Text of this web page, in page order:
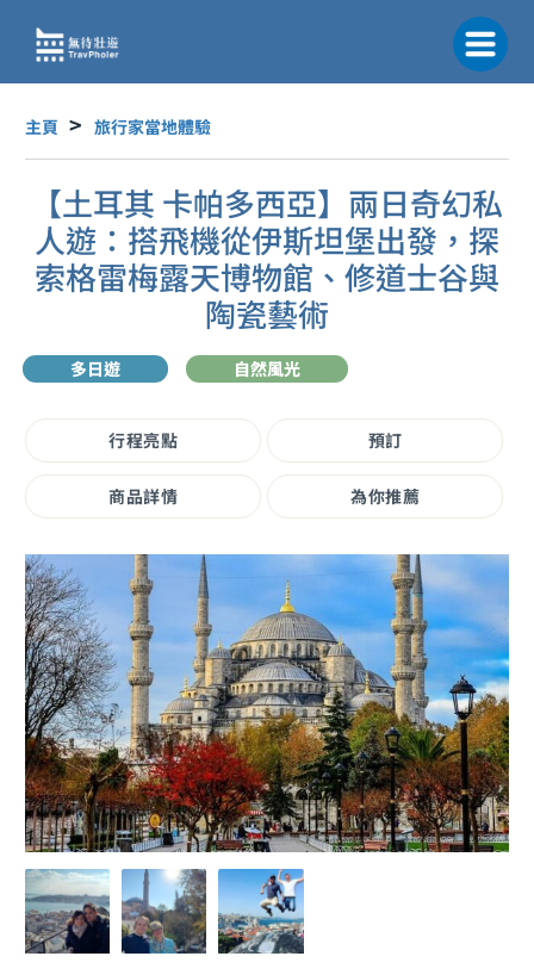
要
主頁 旅行家當地體驗
【土耳其 卡帕多西亞】兩日奇幻私
人遊：搭飛機從伊斯坦堡出發，探
索格雷梅露天博物館、修道士谷與
陶瓷藝術
多日遊 自然風光
行程亮點 預訂
商品詳情 為你推薦